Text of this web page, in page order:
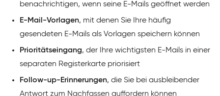
benachrichtigen, wenn seine E-Mails geöffnet werden
E-Mail-Vorlagen, mit denen Sie Ihre häufig
gesendeten E-Mails als Vorlagen speichern können
Prioritätseingang, der Ihre wichtigsten E-Mails in einer
separaten Registerkarte priorisiert
Follow-up-Erinnerungen, die Sie bei ausbleibender
Antwort zum Nachfassen auffordern können